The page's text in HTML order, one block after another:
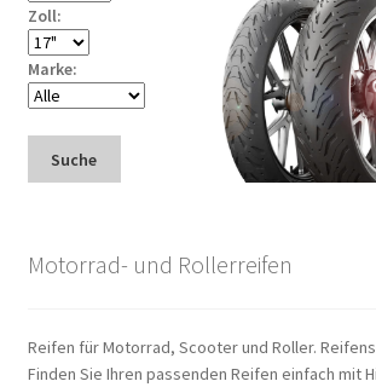
Zoll:
Marke:
Suche
Motorrad- und Rollerreifen
Reifen für Motorrad, Scooter und Roller.
Finden Sie Ihren passenden Reifen einfach mit